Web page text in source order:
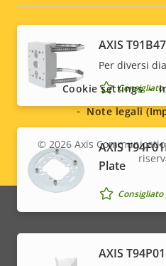
AXIS
Per diversi
Consigliato
AXIS
Plate
AXIS
Social
menu
Legal
menu
© 2026 Axis
Cookie settings
Note legali